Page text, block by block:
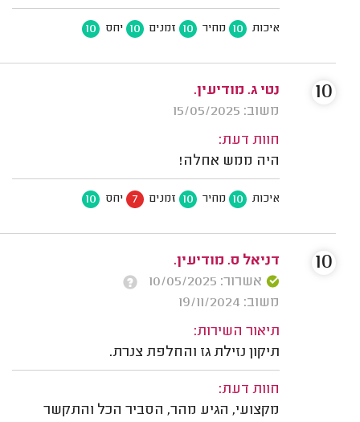
איכות 10 מחיר 10 זמנים 10 יחס 10
נטי ג. מודיעין.
משוב: 15/05/2025
חוות דעת:
היה ממש אחלה!
איכות 10 מחיר 10 זמנים 7 יחס 10
10
דניאל ס. מודיעין.
אשרור: 10/05/2025
משוב: 19/11/2024
תיאור השירות:
תיקון נזילת גז והחלפת צנרת.
חוות דעת:
מקצועי, הגיע מהר, הסביר הכל והתקשר
10